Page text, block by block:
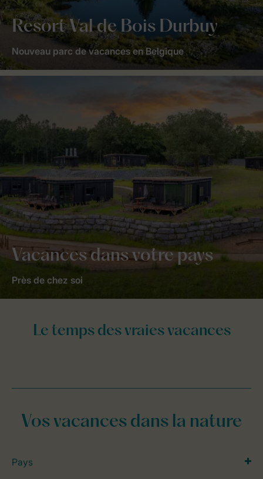
Resort Val de Bois Durbuy
Nouveau parc de vacances en Belgique
Vacances dans votre pays
Près de chez soi
Vos vacances dans la nature
Pays